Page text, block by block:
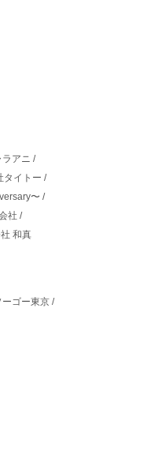
アニ /
タイトー /
〜/
社 /
和真
ゴー東京/